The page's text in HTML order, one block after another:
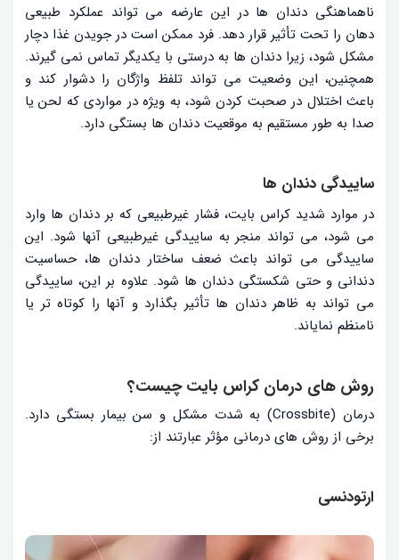
ناهماهنگی دندان ها در این عارضه می تواند عملکرد طبیعی
دهان را تحت تأثیر قرار دهد. فرد ممکن است در جویدن غذا دچار
مشکل شود، زیرا دندان ها به درستی با یکدیگر تماس نمی گیرند.
همچنین، این وضعیت می تواند تلفظ واژگان را دشوار کند و
باعث اختلال در صحبت کردن شود، به ویژه در مواردی که لحن یا
صدا به طور مستقیم به موقعیت دندان ها بستگی دارد.
ساییدگی دندان ها
در موارد شدید کراس بایت، فشار غیرطبیعی که بر دندان ها وارد
می شود، می تواند منجر به ساییدگی غیرطبیعی آنها شود. این
ساییدگی می تواند باعث ضعف ساختار دندان ها، حساسیت
دندانی و حتی شکستگی دندان ها شود. علاوه بر این، ساییدگی
می تواند به ظاهر دندان ها تأثیر بگذارد و آنها را کوتاه تر یا
نامنظم نمایاند.
روش های درمان کراس بایت چیست؟
درمان (Crossbite) به شدت مشکل و سن بیمار بستگی دارد.
برخی از روش های درمانی مؤثر عبارتند از:
ارتودنسی